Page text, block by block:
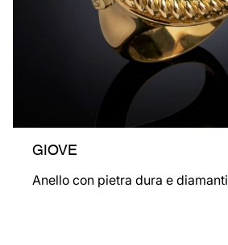
GIOVE
Anello con pietra dura e diamanti